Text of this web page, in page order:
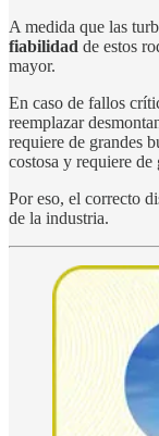
A medida que las
fiabilidad de estos
mayor.
En caso de fallos
reemplazar
requiere de grandes
costosa y requiere de
Por eso, el correcto
de la industria.